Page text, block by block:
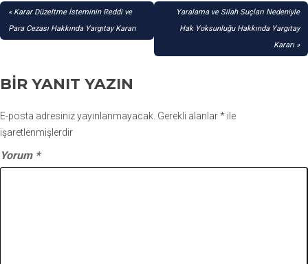
YAZI
GEZINMESI
Karar Düzeltme İsteminin Reddi ve
Para Cezası Hakkında Yargıtay Kararı
Yaralama ve Silah Suçları Nedeniyle
Hak Yoksunluğu Hakkında Yargıtay
Kararı
BIR YANIT YAZIN
E-posta adresiniz yayınlanmayacak. Gerekli alanlar* ile
işaretlenmişlerdir
Yorum *